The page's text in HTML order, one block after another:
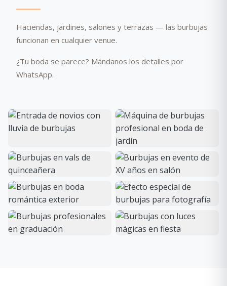
Haciendas, jardines, salones y terrazas — las burbujas
funcionan en cualquier venue.
¿Tu boda se parece? Mándanos los detalles por
WhatsApp.